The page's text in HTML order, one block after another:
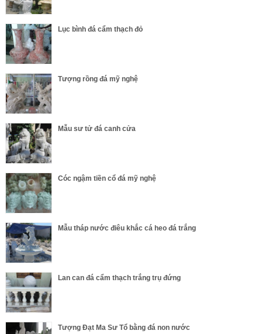
Lục bình đá cẩm thạch đỏ
Tượng rồng đá mỹ nghệ
Mẫu sư tử đá canh cửa
Cóc ngậm tiền cổ đá mỹ nghệ
Mẫu tháp nước điêu khắc cá heo đá trắng
Lan can đá cẩm thạch trắng trụ đứng
Tượng Đạt Ma Sư Tổ bằng đá non nước